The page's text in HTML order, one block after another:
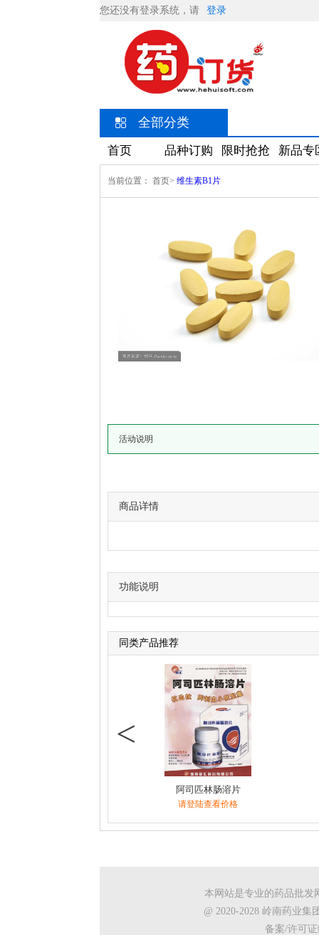
您还没有登录系统，请 登录
全部分类
首页 品种订购 限时抢抢 新品专
当前位置： 首页> 维生素B1片
活动说明
商品详情
功能说明
同类产品推荐
<
阿司匹林肠溶片
请登陆查看价格
本网站是专业的药品批发
@ 2020-2028 岭南药业
备案/许可